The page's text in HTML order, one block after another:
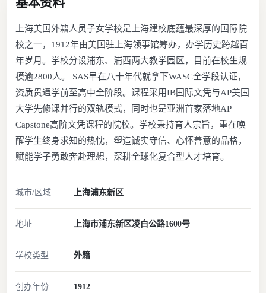
上海美国外籍人员子女学校是上海建校底蕴最深厚的国际院
校之一，1912年由美国驻上海领事馆筹办，办学历史跨越百
年岁月。学校分设浦东、浦西两大教学园区，目前在校生规
模逾2800人。 SAS早在八十年代就拿下WASC全学段认证，
资质贯通学前至高中全阶段。课程采用IB国际文凭与AP美国
大学先修课并行的双轨模式，同时也是亚洲首家落地AP
Capstone高阶文凭课程的院校。学校秉持育人宗旨，重在唤
醒学生终身求知的热忱，塑造诚实守信、心怀善意的品格，
赋能学子勇敢奔赴理想，深耕全球化复合型人才培育。
城市/区域 上海浦东新区
地址 上海市浦东新区凌白公路1600号
学校类型 外籍
创办年份 1912